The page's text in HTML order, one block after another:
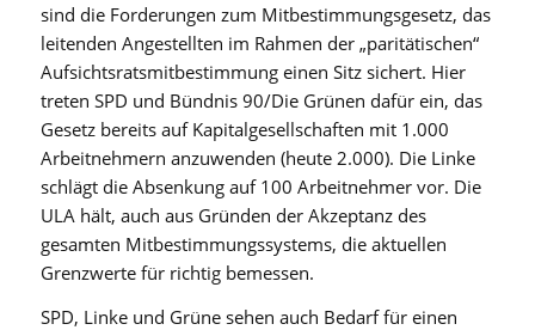
sind die Forderungen zum Mitbestimmungsgesetz, das
leitenden Angestellten im Rahmen der „paritätischen“
Aufsichtsratsmitbestimmung einen Sitz sichert. Hier
treten SPD und Bündnis 90/Die Grünen dafür ein, das
Gesetz bereits auf Kapitalgesellschaften mit 1.000
Arbeitnehmern anzuwenden (heute 2.000). Die Linke
schlägt die Absenkung auf 100 Arbeitnehmer vor. Die
ULA hält, auch aus Gründen der Akzeptanz des
gesamten Mitbestimmungssystems, die aktuellen
Grenzwerte für richtig bemessen.
SPD, Linke und Grüne sehen auch Bedarf für einen